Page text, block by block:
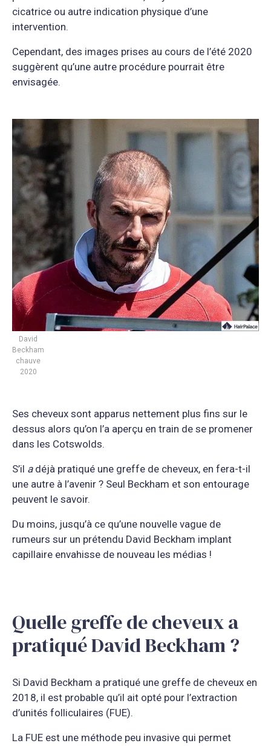
cicatrice ou autre indication physique d’une
intervention.
Cependant, des images prises au cours de l’été 2020
suggèrent qu’une autre procédure pourrait être
envisagée.
David
Beckham
chauve
2020
Ses cheveux sont apparus nettement plus fins sur le
dessus alors qu’on l’a aperçu en train de se promener
dans les Cotswolds.
S’il a déjà pratiqué une greffe de cheveux, en fera-t-il
une autre à l’avenir ? Seul Beckham et son entourage
peuvent le savoir.
Du moins, jusqu’à ce qu’une nouvelle vague de
rumeurs sur un prétendu David Beckham implant
capillaire envahisse de nouveau les médias !
Quelle greffe de cheveux a
pratiqué David Beckham ?
Si David Beckham a pratiqué une greffe de cheveux en
2018, il est probable qu’il ait opté pour l’extraction
d’unités folliculaires (FUE).
La FUE est une méthode peu invasive qui permet